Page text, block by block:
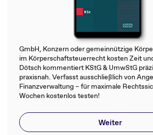
GmbH, Konzern oder gemeinnützige
im Körperschaftsteuerrecht kosten Zeit
Dötsch kommentiert KStG & UmwStG
praxisnah. Verfasst ausschließlich von
Finanzverwaltung – für maximale
Wochen kostenlos testen!
Weiter